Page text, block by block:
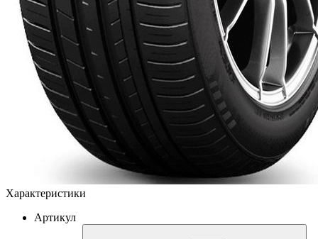
Характеристики
Артикул